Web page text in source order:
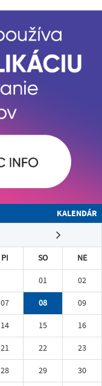
KALENDÁR
PI SO
NE
01
02
07 08
09
14 15
16
21 22
23
28 29
30